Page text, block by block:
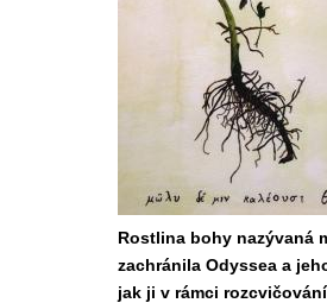
Rostlina bohy nazývaná
zachránila Odyssea a
jak ji v rámci